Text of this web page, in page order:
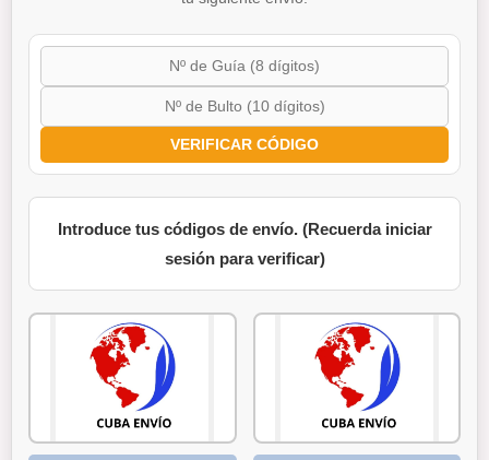
VERIFICAR CÓDIGO
Introduce tus códigos de envío. (Recuerda iniciar
sesión para verificar)